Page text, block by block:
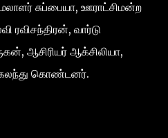
சுப்பையா, ஊராட்சிமன்ற
வார்டு
ஆசிரியர் ஆக்சிலியா,
கொண்டனர்.